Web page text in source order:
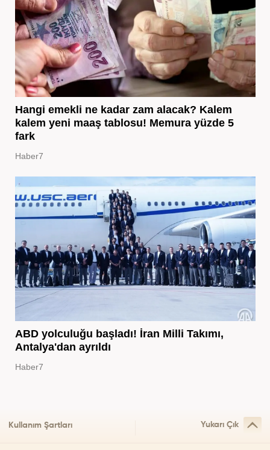
Hangi emekli ne kadar zam alacak? Kalem
kalem yeni maaş tablosu! Memura yüzde 5
fark
Haber7
ABD yolculuğu başladı! İran Milli Takımı,
Antalya'dan ayrıldı
Haber7
Kullanım Şartları Yukarı Çık